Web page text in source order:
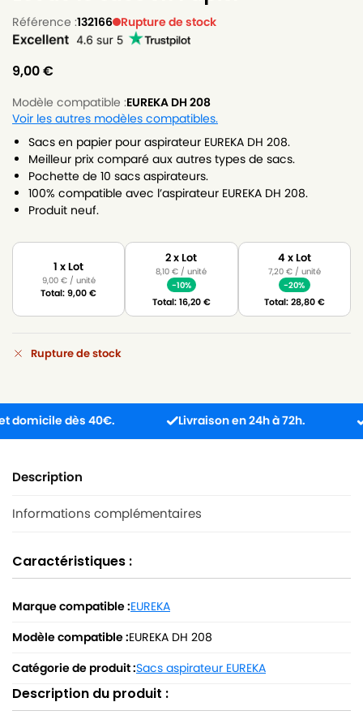
Référence :132166 Rupture de stock
9,00€
Modèle compatible :EUREKA DH 208
Voir les autres modèles compatibles.
Sacs en papier pour aspirateur EUREKA DH 208.
Meilleur prix comparé aux autres types de sacs.
Pochette de 10 sacs aspirateurs.
100% compatible avec l’aspirateur EUREKA DH 208.
Produit neuf.
1 x Lot
9,00 €/ unité
Total:9,00€
2 x Lot
8,10€ / unité
-10%
Total:16,20€
4 x Lot
7,20 €/ unité
-20%
Total:28,80€
Rupture de stock
dès 40€. Livraison en 24h à 72h.
Description
Informations complémentaires
Caractéristiques :
Marque compatible :EUREKA
Modèle compatible :EUREKA DH 208
Catégorie de produit :Sacs aspirateur EUREKA
Description du produit :